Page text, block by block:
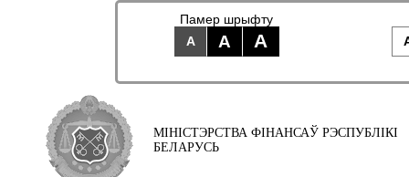
Памер шрыфту
A
A A
МІНІСТЭРСТВА ФІНАНСАЎ РЭСПУБЛІКІ
БЕЛАРУСЬ